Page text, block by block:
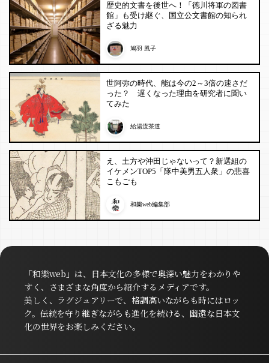
歴史的文書を後世へ！「徳川将軍の図書
館」も受け継ぐ、国立公文書館の知られ
ざる魅力
鳩羽 風子
世阿弥の時代、能は今の2～3倍の速さだ
った？ 遅くなった理由を研究者に聞い
てみた
給湯流茶道
え、土方や沖田じゃないって？新選組の
イケメンTOP5「隊中美男五人衆」の悲喜
こもごも
和樂web編集部
「和樂web」は、日本文化の多様で奥深い魅力をわかりや
すく、さまざまな角度から紹介するメディアです。
美しく、ラグジュアリーで、格調高いながらも時にはロッ
ク。伝統を守り継ぎながらも進化を続ける、幽遠な日本文
化の世界をお楽しみください。